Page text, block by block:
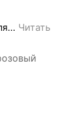
… Читать